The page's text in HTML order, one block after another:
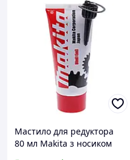
Мастило для редуктора
80 мл Makita з носиком